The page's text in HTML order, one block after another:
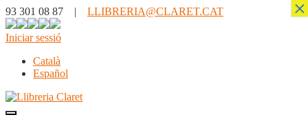
93 301 08 87 | LLIBRERIA@CLARET.CAT
Iniciar sessió
Català
Español
×